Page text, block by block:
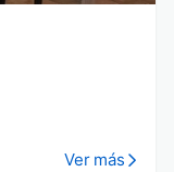
Ver más